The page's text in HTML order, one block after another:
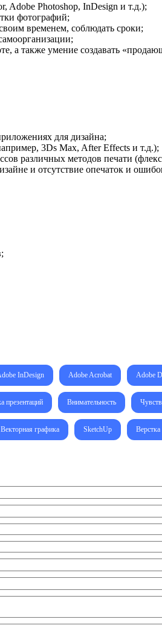
Adobe Photoshop, InDesign и т.д.);
фотографий;
временем, соблюдать сроки;
а также умение создавать
для дизайна;
3Ds Max, After Effects и т.д.);
различных методов печати
и отсутствие опечаток и
InDesign Adobe Acrobat Adobe
презентаций Внимательность
Векторная графика SketchUp Верстка